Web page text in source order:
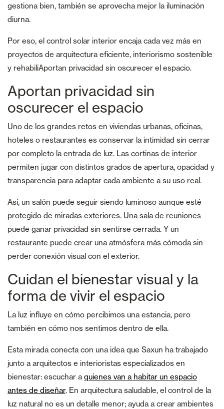
gestiona bien, también se aprovecha mejor la iluminación
diurna.
Por eso, el control solar interior encaja cada vez más en
proyectos de arquitectura eficiente, interiorismo sostenible
y rehabiliAportan privacidad sin oscurecer el espacio.
Aportan privacidad sin
oscurecer el espacio
Uno de los grandes retos en viviendas urbanas, oficinas,
hoteles o restaurantes es conservar la intimidad sin cerrar
por completo la entrada de luz. Las cortinas de interior
permiten jugar con distintos grados de apertura, opacidad y
transparencia para adaptar cada ambiente a su uso real.
Así, un salón puede seguir siendo luminoso aunque esté
protegido de miradas exteriores. Una sala de reuniones
puede ganar privacidad sin sentirse cerrada. Y un
restaurante puede crear una atmósfera más cómoda sin
perder conexión visual con el exterior.
Cuidan el bienestar visual y la
forma de vivir el espacio
La luz influye en cómo percibimos una estancia, pero
también en cómo nos sentimos dentro de ella.
Esta mirada conecta con una idea que Saxun ha trabajado
junto a arquitectos e interioristas especializados en
bienestar: escuchar a quienes van a habitar un espacio
antes de diseñar. En arquitectura saludable, el control de la
luz natural no es un detalle menor; ayuda a crear ambientes